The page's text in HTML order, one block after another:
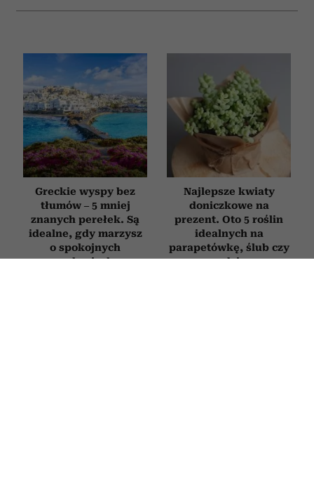
Greckie wyspy bez
tłumów – 5 mniej
znanych perełek. Są
idealne, gdy marzysz
o spokojnych
wakacjach
Najlepsze kwiaty
doniczkowe na
prezent. Oto 5 roślin
idealnych na
parapetówkę, ślub czy
urodziny